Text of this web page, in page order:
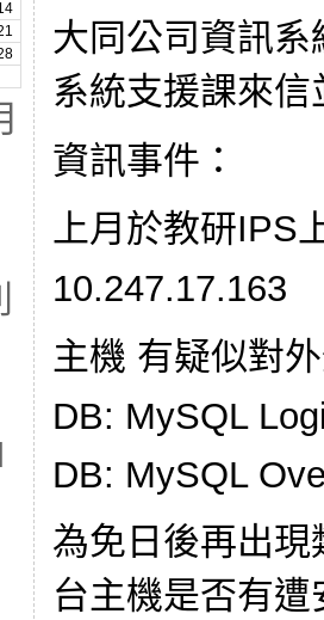
大同公司資訊
系統支援課來信
資訊事件：
上月於教研IPS
10.247.17.163
主機 有疑似對
DB: MySQL
DB: MySQL
為免日後再出
台主機是否有